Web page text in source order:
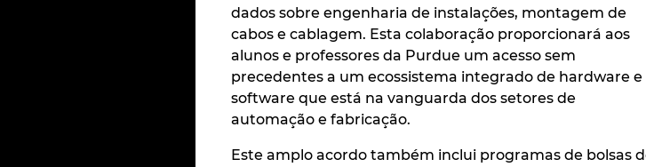
dados sobre engenharia de instalações, montagem de
cabos e cablagem. Esta colaboração proporcionará aos
alunos e professores da Purdue um acesso sem
precedentes a um ecossistema integrado de hardware e
software que está na vanguarda dos setores de
automação e fabricação.
Este amplo acordo também inclui programas de bolsas